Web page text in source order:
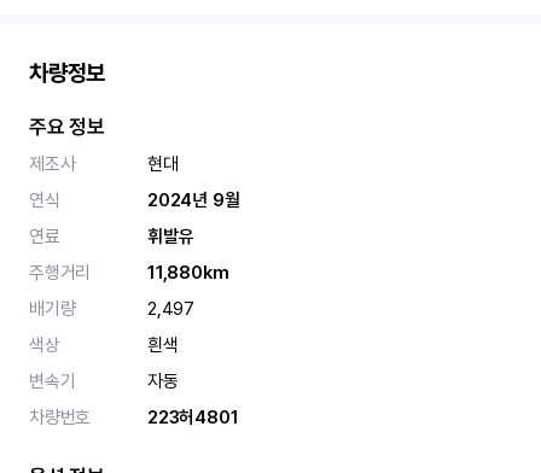
차량정보
주요 정보
제조사
현대
연식
2024년 9월
연료
휘발유
주행거리
11,880km
배기량
2,497
색상
흰색
변속기
자동
차량번호
223허4801